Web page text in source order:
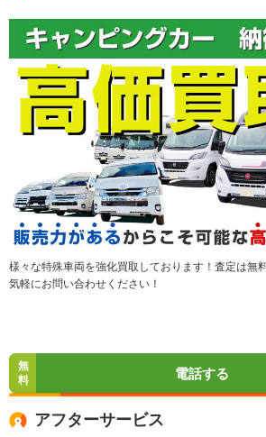
様々な特殊車両を強化買取しております！査定は無
気軽にお問い合わせください！
無
料
電話する
アフターサービス